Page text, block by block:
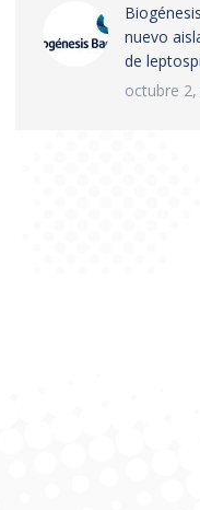
nuevo
de
octubre 2,